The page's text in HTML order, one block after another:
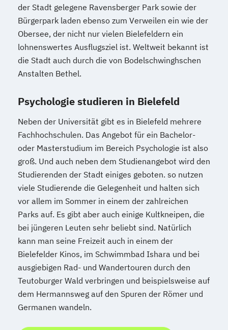
der Stadt gelegene Ravensberger Park sowie der
Bürgerpark laden ebenso zum Verweilen ein wie der
Obersee, der nicht nur vielen Bielefeldern ein
lohnenswertes Ausflugsziel ist. Weltweit bekannt ist
die Stadt auch durch die von Bodelschwinghschen
Anstalten Bethel.
Psychologie studieren in Bielefeld
Neben der Universität gibt es in Bielefeld mehrere
Fachhochschulen. Das Angebot für ein Bachelor-
oder Masterstudium im Bereich Psychologie ist also
groß. Und auch neben dem Studienangebot wird den
Studierenden der Stadt einiges geboten. so nutzen
viele Studierende die Gelegenheit und halten sich
vor allem im Sommer in einem der zahlreichen
Parks auf. Es gibt aber auch einige Kultkneipen, die
bei jüngeren Leuten sehr beliebt sind. Natürlich
kann man seine Freizeit auch in einem der
Bielefelder Kinos, im Schwimmbad Ishara und bei
ausgiebigen Rad- und Wandertouren durch den
Teutoburger Wald verbringen und beispielsweise auf
dem Hermannsweg auf den Spuren der Römer und
Germanen wandeln.